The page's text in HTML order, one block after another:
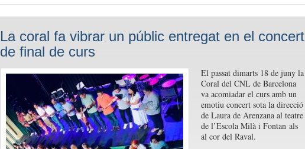
La coral fa vibrar un públic entregat en el concert
de final de curs
El passat dimarts 18 de juny la
Coral del CNL de Barcelona
va acomiadar el curs amb un
emotiu concert sota la direcció
de Laura de Arenzana al teatre
de l’Escola Milà i Fontan als
al cor del Raval.